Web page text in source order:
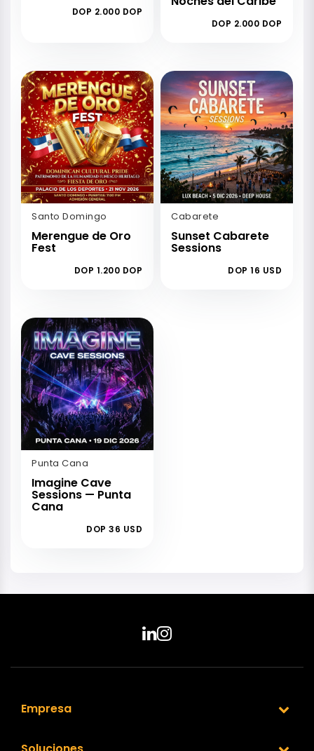
DOP 2.000 DOP
DOP 2.000 DOP
Santo Domingo
Merengue de Oro
Fest
DOP 1.200 DOP
Cabarete
Sunset Cabarete
Sessions
DOP 16 USD
Punta Cana
Imagine Cave
Sessions — Punta
Cana
DOP 36 USD
Empresa